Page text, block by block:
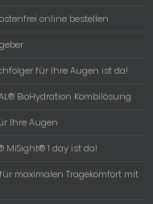
online bestellen
für Ihre Augen ist da!
BioHydration Kombilösung
Ihre Augen
MiSight® 1 day ist da!
maximalen Tragekomfort mit